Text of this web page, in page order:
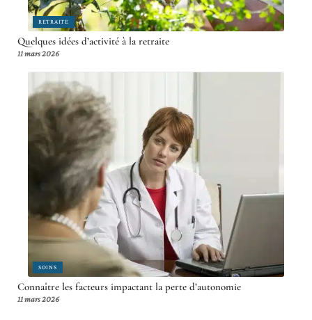
RETRAITE
Quelques idées d’activité à la retraite
11 mars 2026
SOINS
Connaître les facteurs impactant la perte d’autonomie
11 mars 2026